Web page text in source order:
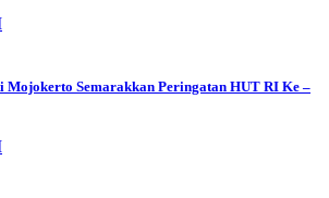
Mojokerto Semarakkan Peringatan HUT RI Ke –